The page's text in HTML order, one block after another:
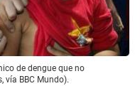
de dengue que no
vía BBC Mundo).